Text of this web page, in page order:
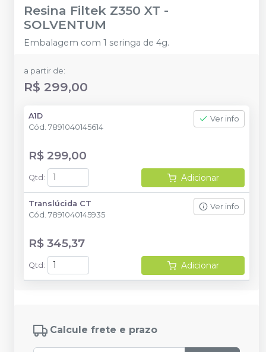
Resina Filtek Z350 XT -
SOLVENTUM
Embalagem com 1 seringa de 4g.
a partir de:
R$ 299,00
A1D
Cód. 7891040145614
Ver info
R$ 299,00
Qtd : Adicionar
Translúcida CT
Cód. 7891040145935
Ver info
R$ 345,37
Qtd : Adicionar
Calcule frete e prazo